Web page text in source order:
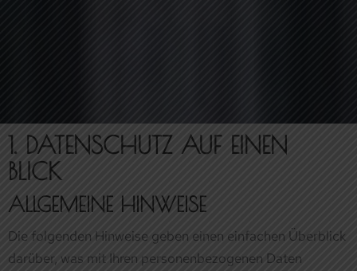
darüber, was mit Ihren personenbezogenen Daten
passiert, wenn Sie diese Website besuchen.
Personenbezogene Daten sind alle Daten, mit denen Sie
persönlich identifiziert werden können. Ausführliche
Informationen zum Thema Datenschutz entnehmen Sie
unserer unter diesem Text aufgeführten